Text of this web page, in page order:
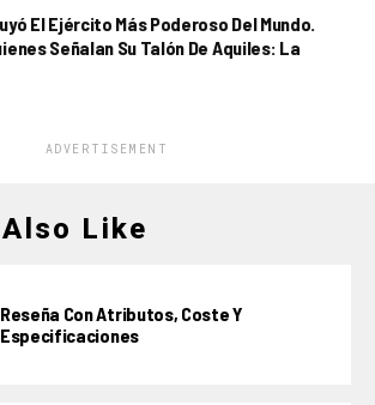
El Ejército Más Poderoso Del Mundo.
Señalan Su Talón De Aquiles: La
ADVERTISEMENT
Like
Reseña Con Atributos, Coste Y
Especificaciones